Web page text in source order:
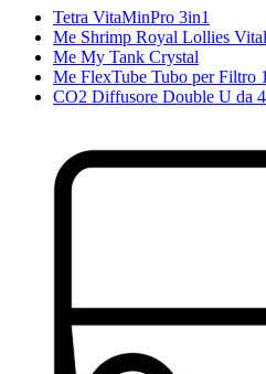
Tetra VitaMinPro 3in1
Me Shrimp Royal Lollies
Me My Tank Crystal
Me FlexTube Tubo per Filtro
CO2 Diffusore Double U da